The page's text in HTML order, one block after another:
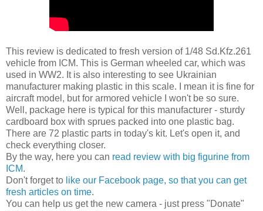
This review is dedicated to fresh version of 1/48 Sd.Kfz.261
vehicle from ICM. This is German wheeled car, which was
used in WW2. It is also interesting to see Ukrainian
manufacturer making plastic in this scale. I mean it is fine for
aircraft model, but for armored vehicle I won't be so sure.
Well, package here is typical for this manufacturer - sturdy
cardboard box with sprues packed into one plastic bag.
There are 72 plastic parts in today's kit. Let's open it, and
check everything closer.
By the way, here you can read review with big figurine from
ICM.
Don't forget to like our Facebook page, so that you can get
fresh articles on time.
You can help us get the new camera - just press "Donate"